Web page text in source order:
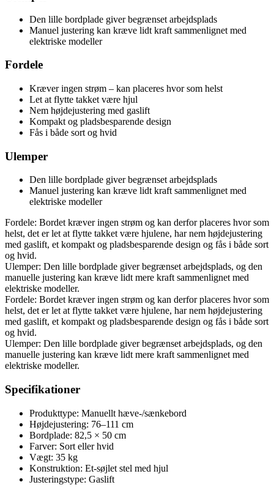
Den lille bordplade giver begrænset arbejdsplads
Manuel justering kan kræve lidt kraft sammenlignet med
elektriske modeller
Fordele
Kræver ingen strøm – kan placeres hvor som helst
Let at flytte takket være hjul
Nem højdejustering med gaslift
Kompakt og pladsbesparende design
Fås i både sort og hvid
Ulemper
Den lille bordplade giver begrænset arbejdsplads
Manuel justering kan kræve lidt kraft sammenlignet med
elektriske modeller
Fordele: Bordet kræver ingen strøm og kan derfor placeres hvor som
helst, det er let at flytte takket være hjulene, har nem højdejustering
med gaslift, et kompakt og pladsbesparende design og fås i både sort
og hvid.
Ulemper: Den lille bordplade giver begrænset arbejdsplads, og den
manuelle justering kan kræve lidt mere kraft sammenlignet med
elektriske modeller.
Fordele: Bordet kræver ingen strøm og kan derfor placeres hvor som
helst, det er let at flytte takket være hjulene, har nem højdejustering
med gaslift, et kompakt og pladsbesparende design og fås i både sort
og hvid.
Ulemper: Den lille bordplade giver begrænset arbejdsplads, og den
manuelle justering kan kræve lidt mere kraft sammenlignet med
elektriske modeller.
Specifikationer
Produkttype: Manuellt hæve-/sænkebord
Højdejustering: 76–111 cm
Bordplade: 82,5 × 50 cm
Farver: Sort eller hvid
Vægt: 35 kg
Konstruktion: Et-søjlet stel med hjul
Justeringstype: Gaslift